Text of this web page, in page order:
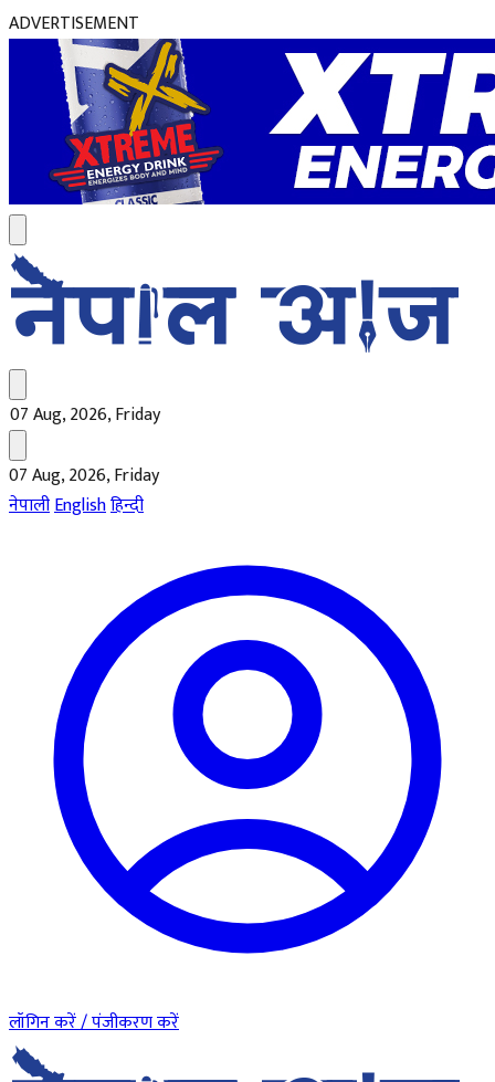
ADVERTISEMENT
07 Aug, 2026, Friday
07 Aug, 2026, Friday
नेपालीEnglishहिन्दी
लॉगिन करें / पंजीकरण करें